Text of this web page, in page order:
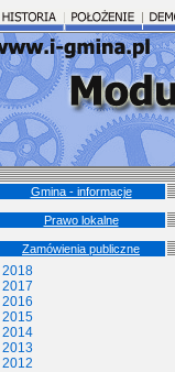
Gmina - informacje
Prawo lokalne
Zamówienia publiczne
2018
2017
2016
2015
2014
2013
2012